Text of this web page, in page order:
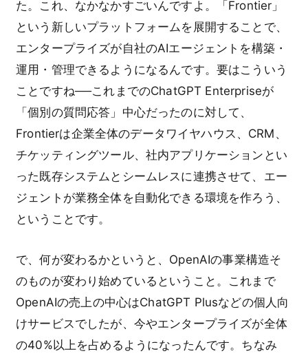
た。これ、なかなかすごいんですよ。「Frontier」
という新しいプラットフォームを展開することで、
エンタープライズが自社のAIエージェントを構築・
運用・管理できるようになるんです。要はこういう
ことですね──これまでのChatGPT Enterpriseが
「個別の質問応答」中心だったのに対して、
Frontierは企業全体のデータワイヤハウス、CRM、
チケッティングツール、社内アプリケーションとい
った既存システムとシームレスに連携させて、エー
ジェントが業務全体を自動化できる環境を作ろう、
ということです。
で、何が変わるかというと、OpenAIの事業構造そ
のものが変わり始めているということ。これまで
OpenAIの売上の中心はChatGPT Plusなどの個人向
けサービスでしたが、今やエンタープライズが全体
の40%以上を占めるようになったんです。ちなみ